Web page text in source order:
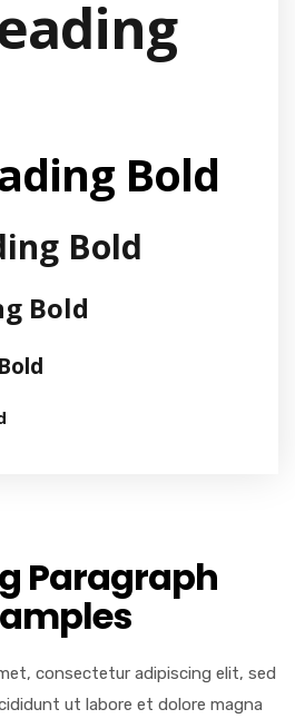
Bold
Bold
Bold
Paragraph
consectetur adipiscing elit, sed
ut labore et dolore magna